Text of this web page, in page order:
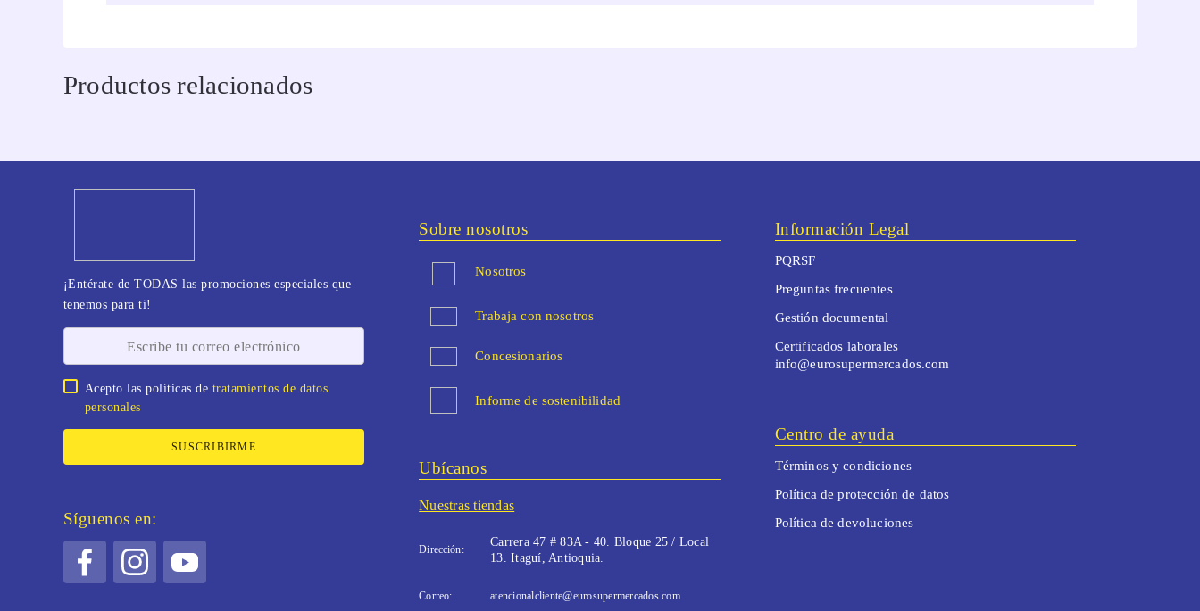
Productos relacionados
¡Entérate de TODAS las promociones especiales que
tenemos para ti!
Acepto las políticas de tratamientos de datos
personales
SUSCRIBIRME
Síguenos en:
Sobre nosotros
Nosotros
Trabaja con nosotros
Concesionarios
Informe de sostenibilidad
Ubícanos
Nuestras tiendas
Dirección:
Carrera 47 # 83A - 40. Bloque 25 / Local
13. Itaguí, Antioquia.
Correo: atencionalcliente@eurosupermercados.com
Información Legal
PQRSF
Preguntas frecuentes
Gestión documental
Certificados laborales
info@eurosupermercados.com
Centro de ayuda
Términos y condiciones
Política de protección de datos
Política de devoluciones